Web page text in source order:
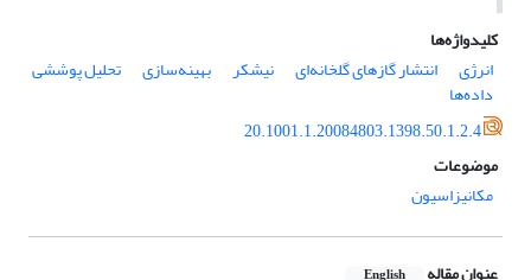
کلیدواژه‌ها
انرژی
انتشار گازهای گلخانه‌ای نیشکر بهینه‌سازی تحلیل پوششی
داده‌ها
20.1001.1.20084803.1398.50.1.2.4
موضوعات
مکانیزاسیون